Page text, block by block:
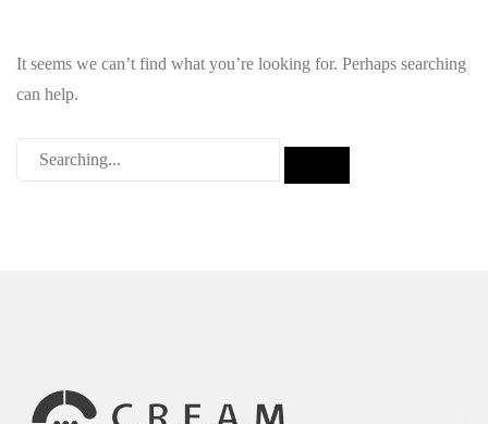
It seems we can’t find what you’re looking for. Perhaps searching
can help.